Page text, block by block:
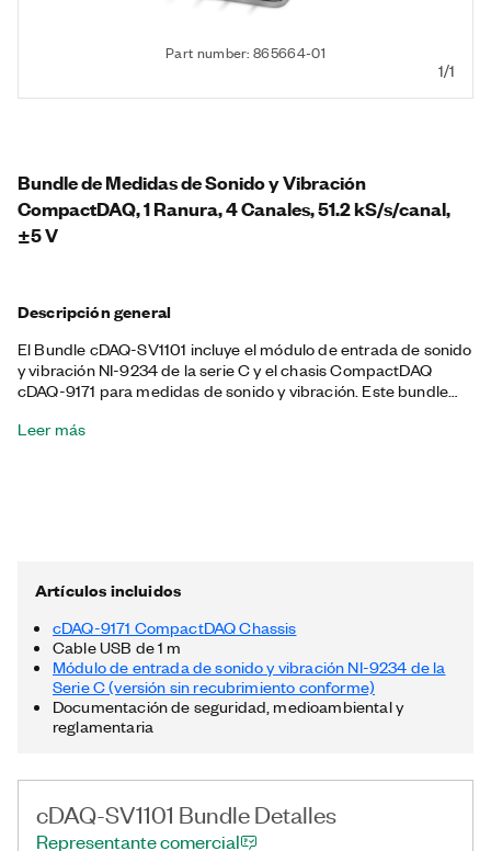
Part number: 865664-01
1/1
Bundle de Medidas de Sonido y Vibración
CompactDAQ, 1 Ranura, 4 Canales, 51.2 kS/s/canal,
±5 V
Descripción general
El Bundle cDAQ-SV1101 incluye el módulo de entrada de sonido
y vibración NI-9234 de la serie C y el chasis CompactDAQ
cDAQ-9171 para medidas de sonido y vibración. Este bundle
en USB que le ayuda a medir señales de sensores
Leer más
Artículos incluidos
cDAQ-9171 CompactDAQ Chassis
Cable USB de 1 m
Módulo de entrada de sonido y vibración NI-9234 de la
Serie C (versión sin recubrimiento conforme)
Documentación de seguridad, medioambiental y
reglamentaria
cDAQ-SV1101 Bundle Detalles
Representante comercial